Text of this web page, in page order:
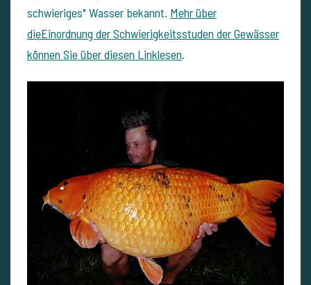
schwieriges" Wasser bekannt. Mehr über
dieEinordnung der Schwierigkeitsstuden der Gewässer
können Sie über diesen Linklesen.